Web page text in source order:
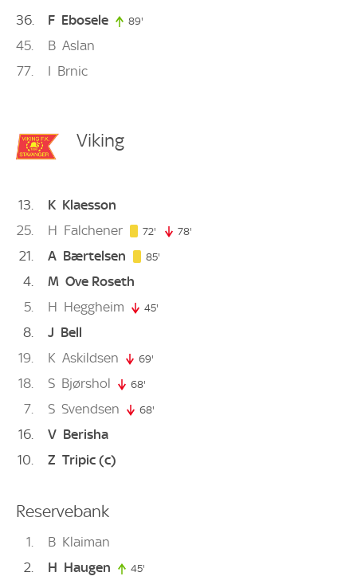
36
F Ebosele 89'
45 B Aslan
77
I Brnic
Viking
13 K Klaesson
25
H Falchener 72' 72. minute
78'
21 A Bærtelsen 85'
4 M Ove Roseth
5
H Heggheim 45'
8 J Bell
19
K Askildsen 69'
18 S Bjørshol 68'
7 S Svendsen 68'
16 V Berisha
10
Z Tripic (c)
Reservebank
1 B Klaiman
2
H Haugen 45'